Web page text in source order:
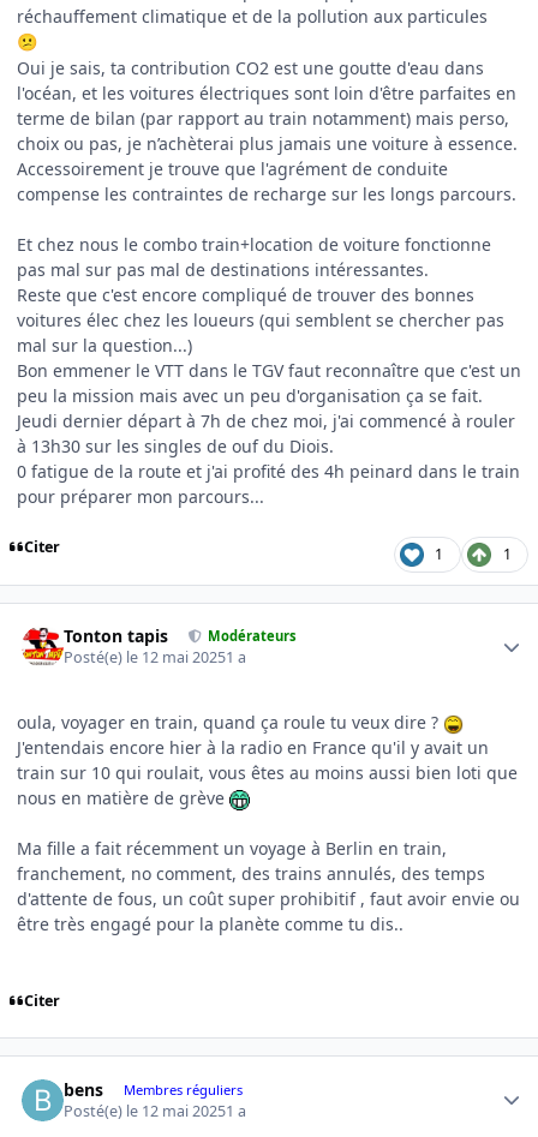
réchauffement climatique et de la pollution aux particules
😕
Oui je sais, ta contribution CO2 est une goutte d'eau dans
l'océan, et les voitures électriques sont loin d'être parfaites en
terme de bilan (par rapport au train notamment) mais perso,
choix ou pas, je n’achèterai plus jamais une voiture à essence.
Accessoirement je trouve que l'agrément de conduite
compense les contraintes de recharge sur les longs parcours.
Et chez nous le combo train+location de voiture fonctionne
pas mal sur pas mal de destinations intéressantes.
Reste que c'est encore compliqué de trouver des bonnes
voitures élec chez les loueurs (qui semblent se chercher pas
mal sur la question...)
Bon emmener le VTT dans le TGV faut reconnaître que c'est un
peu la mission mais avec un peu d'organisation ça se fait.
Jeudi dernier départ à 7h de chez moi, j'ai commencé à rouler
à 13h30 sur les singles de ouf du Diois.
0 fatigue de la route et j'ai profité des 4h peinard dans le train
pour préparer mon parcours...
Citer 1 1
Tonton tapis Modérateurs
Posté(e) le 12 mai 20251 a
oula, voyager en train, quand ça roule tu veux dire ?
J'entendais encore hier à la radio en France qu'il y avait un
train sur 10 qui roulait, vous êtes au moins aussi bien loti que
nous en matière de grève
Ma fille a fait récemment un voyage à Berlin en train,
franchement, no comment, des trains annulés, des temps
d'attente de fous, un coût super prohibitif , faut avoir envie ou
être très engagé pour la planète comme tu dis..
Citer
bens Membres réguliers
Posté(e) le 12 mai 20251 a